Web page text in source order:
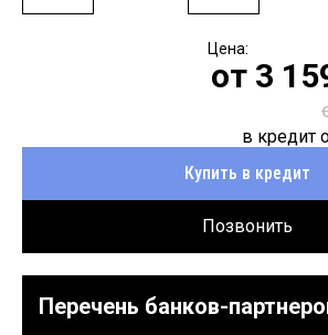
от 3
в кредит
Купить в кредит
Позвонить
Перечень банков-